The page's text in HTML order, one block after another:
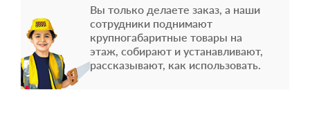
Вы только делаете заказ, а наши
сотрудники поднимают
крупногабаритные товары на
этаж, собирают и устанавливают,
рассказывают, как использовать.